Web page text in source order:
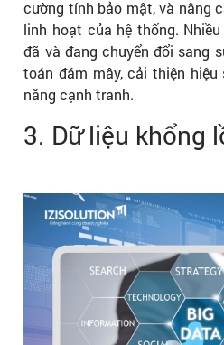
cường tính bảo mật, và nâng
linh hoạt của hệ thống.
đã và đang chuyển đổi sang
toán đám mây, cải thiện
năng cạnh tranh.
3. Dữ liệu khổng